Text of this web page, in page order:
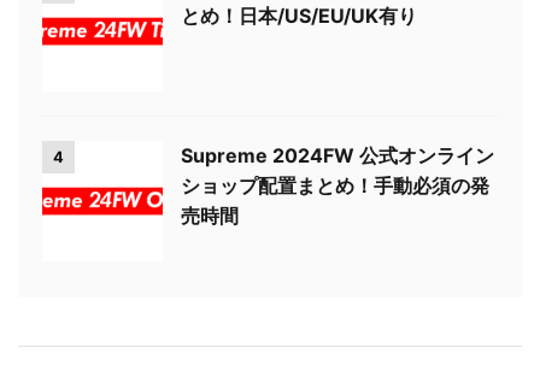
とめ！日本/US/EU/UK有り
4
Supreme 2024FW 公式オンライン
ショップ配置まとめ！手動必須の発
売時間